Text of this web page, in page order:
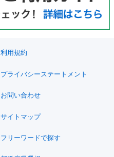
利用規約
プライバシーステートメント
お問い合わせ
サイトマップ
フリーワードで探す